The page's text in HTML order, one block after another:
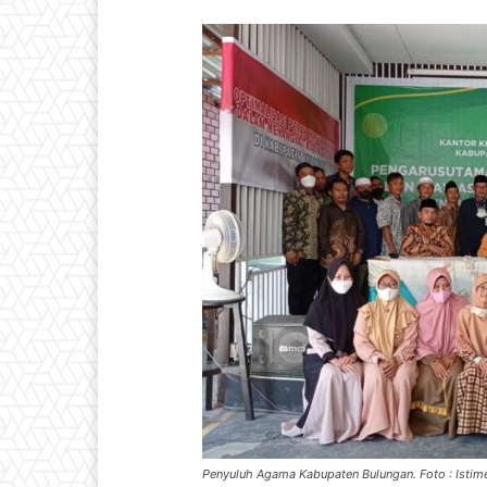
Penyuluh Agama Kabupaten Bulungan. Foto :